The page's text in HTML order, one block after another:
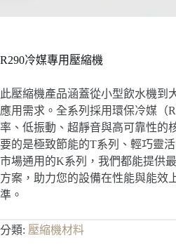
R290冷媒專用壓縮機
此壓縮機產品涵蓋從小型飲水機到
應用需求。全系列採用環保冷媒（
率、低振動、超靜音與高可靠性的
要的是極致節能的T系列、輕巧靈
市場通用的K系列，我們都能提供
方案，助力您的設備在性能與能效
準。
分類: 壓縮機材料